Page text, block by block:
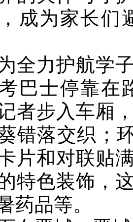
成为家长们
力护航学子
巴士停靠在
者步入车厢
错落交织；
片和对联贴
特色装饰，
药品等。